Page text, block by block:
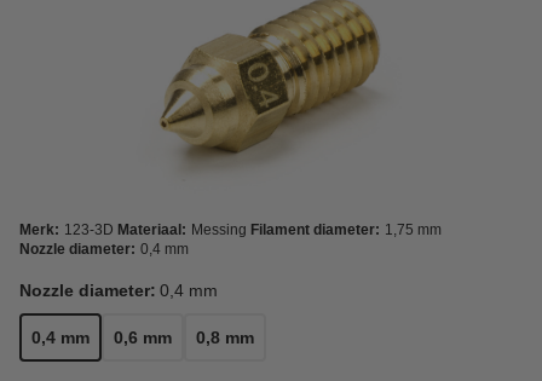
Merk: 123-3D Materiaal: Messing Filament diameter: 1,75 mm
Nozzle diameter: 0,4 mm
Nozzle diameter: 0,4 mm
0,4 mm 0,6 mm 0,8 mm